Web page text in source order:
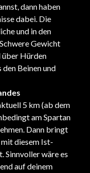
dann haben
dabei. Die
und in den
Gewicht
über Hürden
Beinen und
5 km (ab dem
am Spartan
Dann bringt
diesem Ist-
Sinnvoller wäre es
auf deinem